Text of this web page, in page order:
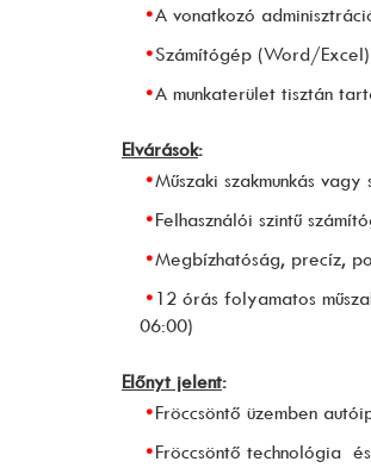
A vonatkozó
Számítógép (Word/
A munkaterület tisztán
Elvárások:
Műszaki szakmunkás
Felhasználói szintű
Megbízhatóság, precíz,
12 órás folyamatos
06:00)
Előnyt jelent:
Fröccsöntő üzemben
Fröccsöntő technológia